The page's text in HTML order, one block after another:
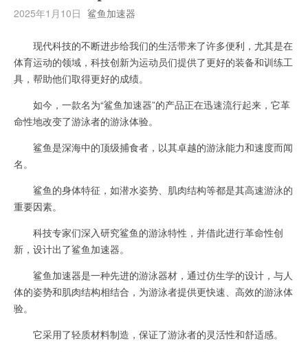
2025年1月10日 鲨鱼加速器
现代科技的不断进步给我们的生活带来了许多便利，尤其是在
体育运动的领域，科技创新为运动员们提供了更好的装备和训练工
具，帮助他们取得更好的成绩。
如今，一款名为“鲨鱼加速器”的产品正在迅速流行起来，它革
命性地改变了游泳者的游泳体验。
鲨鱼是深海中的顶级捕食者，以其卓越的游泳能力和速度而闻
名。
鲨鱼的身体特征，如潜水姿势、肌肉结构等都是其高速游泳的
重要因素。
科技专家们深入研究鲨鱼的游泳特性，并借此进行革命性创
新，设计出了鲨鱼加速器。
鲨鱼加速器是一种先进的游泳器材，通过仿生学的设计，与人
体的姿势和肌肉结构相结合，为游泳者提供更快速、高效的游泳体
验。
它采用了轻质材料制造，保证了游泳者的灵活性和舒适感。